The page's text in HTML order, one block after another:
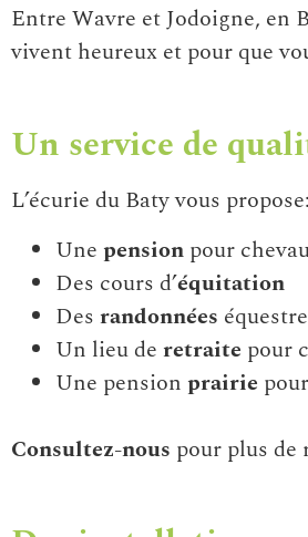
Entre Wavre et Jodoigne, en
vivent heureux et pour que
Un service de
L’écurie du Baty vous propose:
Une pension pour
Des cours d’équitation
Des randonnées
Un lieu de retraite pour
Une pension prairie
Consultez-nous pour plus de